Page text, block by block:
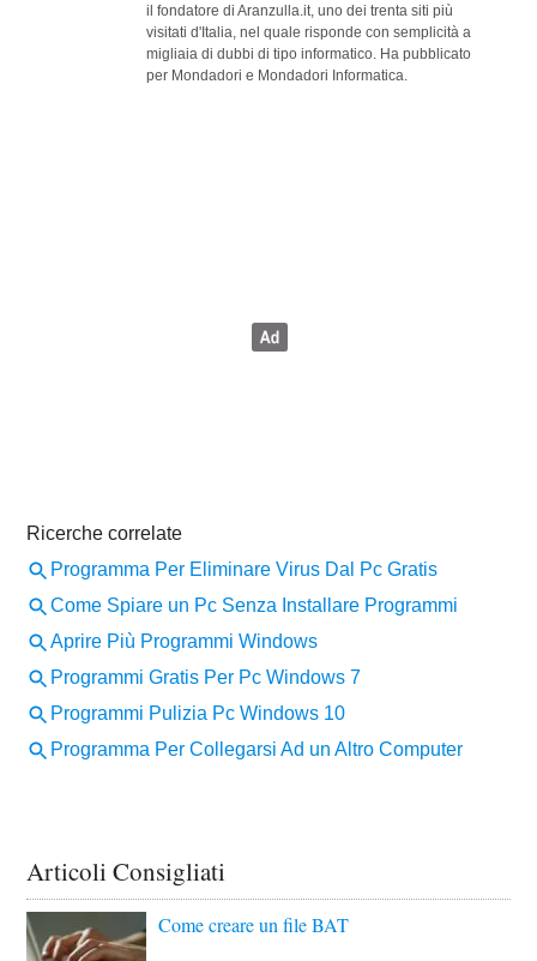
il fondatore di Aranzulla.it, uno dei trenta siti più
visitati d'Italia, nel quale risponde con semplicità a
migliaia di dubbi di tipo informatico. Ha pubblicato
per Mondadori e Mondadori Informatica.
Articoli Consigliati
Come creare un file BAT